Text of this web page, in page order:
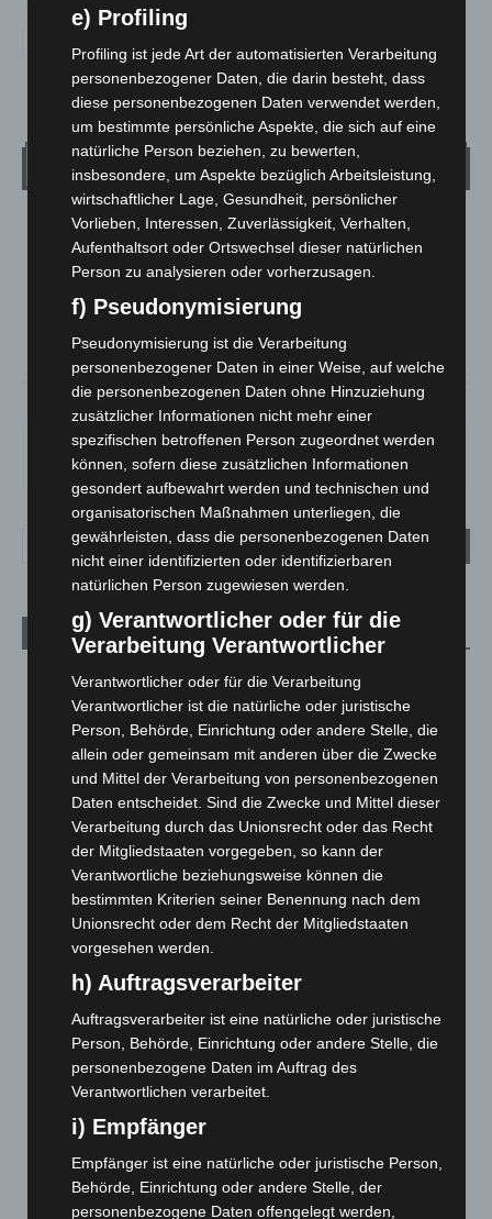
Wetter
LANGENHAGEN
22°C
21.6
51% 2.2m/s 5%
SA.
27°
SO.
34°
MO.
28°
DI.
22°
MI.
26
Aktuelle Beiträge
Kunst trifft Weingenuss: Barbara-Susann Mehring zeigt ihre
Werke im Jacques’ Wein-Depot Isernhagen
8. August 2026
A2: Zweite Turbobaustelle startet zwischen Hannover-West
und Bothfeld
Niedersachsen: Feuerwehrkräfte kehren nach
Waldbrandeinsatz aus Spanien zurück
7. August 2026
Hannover: Erste Tigermücken-Population in Niedersachsen
entdeckt
7. August 2026
Brand im „Haus der Begegnung“ in Neuwarmbüchen schnell
eingedämmt
6. August 2026
Region Hannover: 21 neue Notfallsanitäter starten beim
Roten Kreuz
5. August 2026
e) Profiling
Profiling ist jede Art der automatisierten Verarbeitung
personenbezogener Daten, die darin besteht, dass
diese personenbezogenen Daten verwendet werden,
um bestimmte persönliche Aspekte, die sich auf eine
natürliche Person beziehen, zu bewerten,
insbesondere, um Aspekte bezüglich Arbeitsleistung,
wirtschaftlicher Lage, Gesundheit, persönlicher
Vorlieben, Interessen, Zuverlässigkeit, Verhalten,
Aufenthaltsort oder Ortswechsel dieser natürlichen
Person zu analysieren oder vorherzusagen.
f) Pseudonymisierung
Pseudonymisierung ist die Verarbeitung
personenbezogener Daten in einer Weise, auf welche
die personenbezogenen Daten ohne Hinzuziehung
zusätzlicher Informationen nicht mehr einer
spezifischen betroffenen Person zugeordnet werden
können, sofern diese zusätzlichen Informationen
gesondert aufbewahrt werden und technischen und
organisatorischen Maßnahmen unterliegen, die
gewährleisten, dass die personenbezogenen Daten
nicht einer identifizierten oder identifizierbaren
natürlichen Person zugewiesen werden.
g) Verantwortlicher oder für die
Verarbeitung Verantwortlicher
Verantwortlicher oder für die Verarbeitung
Verantwortlicher ist die natürliche oder juristische
Person, Behörde, Einrichtung oder andere Stelle, die
allein oder gemeinsam mit anderen über die Zwecke
und Mittel der Verarbeitung von personenbezogenen
Daten entscheidet. Sind die Zwecke und Mittel dieser
Verarbeitung durch das Unionsrecht oder das Recht
der Mitgliedstaaten vorgegeben, so kann der
Verantwortliche beziehungsweise können die
bestimmten Kriterien seiner Benennung nach dem
Unionsrecht oder dem Recht der Mitgliedstaaten
vorgesehen werden.
h) Auftragsverarbeiter
Auftragsverarbeiter ist eine natürliche oder juristische
Person, Behörde, Einrichtung oder andere Stelle, die
personenbezogene Daten im Auftrag des
Verantwortlichen verarbeitet.
i) Empfänger
Empfänger ist eine natürliche oder juristische Person,
Behörde, Einrichtung oder andere Stelle, der
personenbezogene Daten offengelegt werden,